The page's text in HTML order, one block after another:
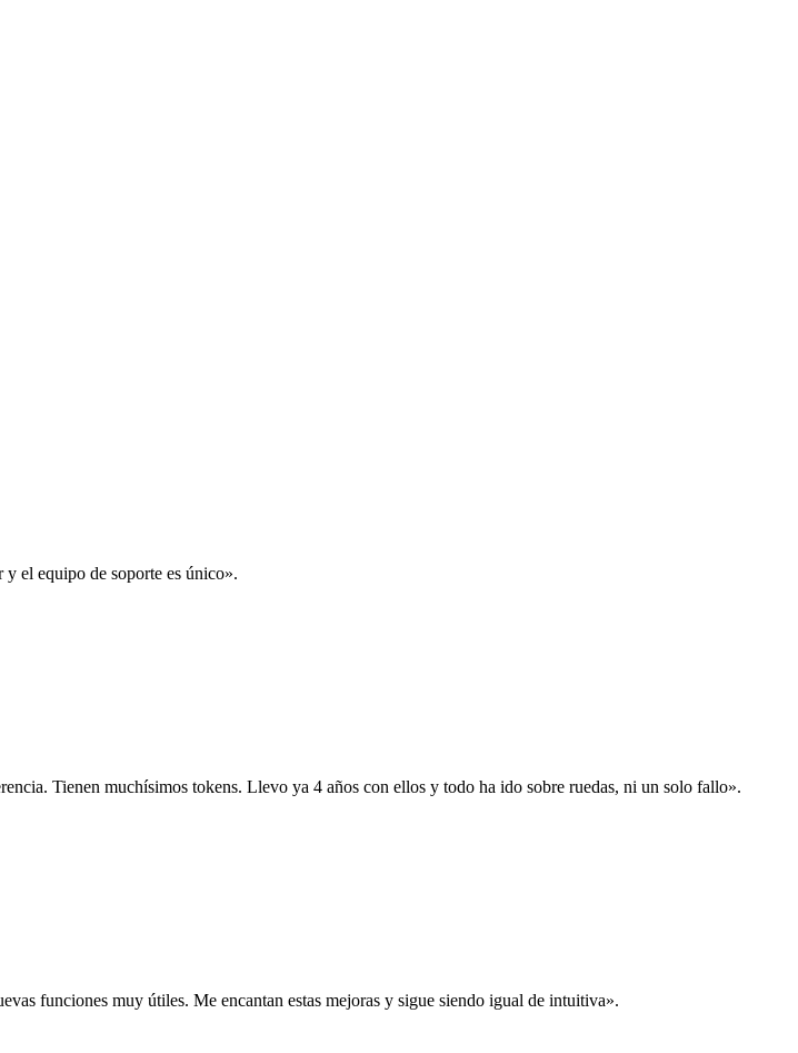
y el equipo de soporte es único».
Tienen muchísimos tokens. Llevo ya 4 años con ellos y todo ha ido sobre ruedas, ni un solo fallo».
funciones muy útiles. Me encantan estas mejoras y sigue siendo igual de intuitiva».